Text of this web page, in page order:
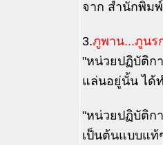
จาก สำนักพิม
3.ภูพาน...ภูนร
"หน่วยปฏิบัติก
แล่นอยู่นั้น ได้
"หน่วยปฏิบัติก
เป็นต้นแบบแท้